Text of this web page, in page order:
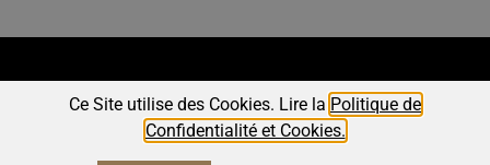
Ce Site utilise des Cookies. Lire la Politique de
Confidentialité et Cookies.